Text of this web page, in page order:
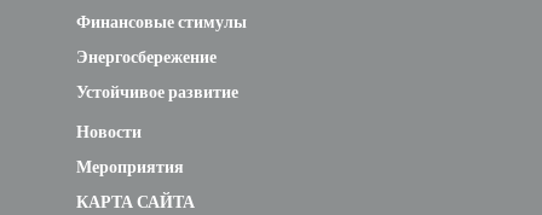
COLONNE
16 TR/ET
(7693019)
Финансовые стимулы
Энергосбережение
Устойчивое развитие
Новости
Мероприятия
КАРТА САЙТА